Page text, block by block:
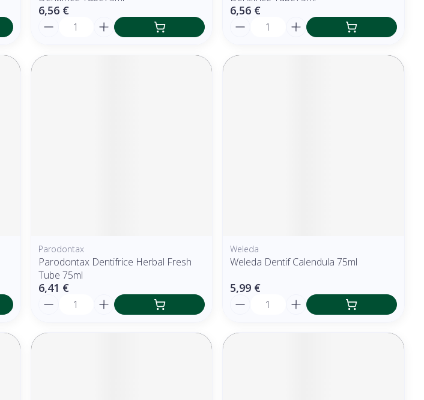
6,56 €
Quantité
6,56 €
Quantité
Parodontax
Parodontax Dentifrice Herbal Fresh
Tube 75ml
6,41 €
Quantité
Weleda
Weleda Dentif Calendula 75ml
5,99 €
Quantité